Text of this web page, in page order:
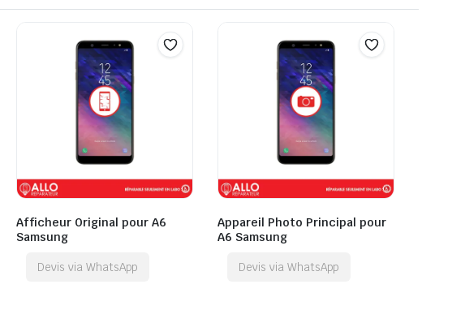
Afficheur Original pour A6
Samsung
Devis via WhatsApp
Appareil Photo Principal pour
A6 Samsung
Devis via WhatsApp